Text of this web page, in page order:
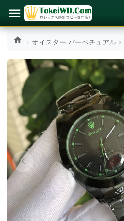
オイスター パーペチュアル